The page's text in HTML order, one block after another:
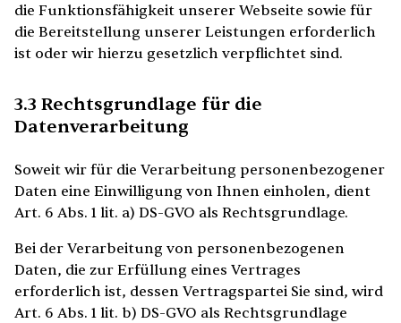
die Funktionsfähigkeit unserer Webseite sowie für
die Bereitstellung unserer Leistungen erforderlich
ist oder wir hierzu gesetzlich verpflichtet sind.
3.3 Rechtsgrundlage für die
Datenverarbeitung
Soweit wir für die Verarbeitung personenbezogener
Daten eine Einwilligung von Ihnen einholen, dient
Art. 6 Abs. 1 lit. a) DS-GVO als Rechtsgrundlage.
Bei der Verarbeitung von personenbezogenen
Daten, die zur Erfüllung eines Vertrages
erforderlich ist, dessen Vertragspartei Sie sind, wird
Art. 6 Abs. 1 lit. b) DS-GVO als Rechtsgrundlage